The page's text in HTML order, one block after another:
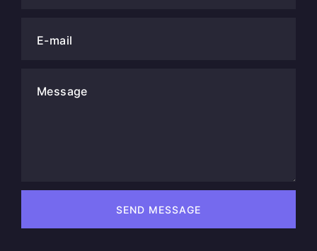
E-mail
Message
SEND MESSAGE